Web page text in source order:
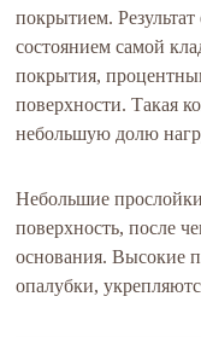
покрытием. Результат
состоянием самой
покрытия,
поверхности. Такая
небольшую долю
Небольшие
поверхность, после
основания. Высокие
опалубки,